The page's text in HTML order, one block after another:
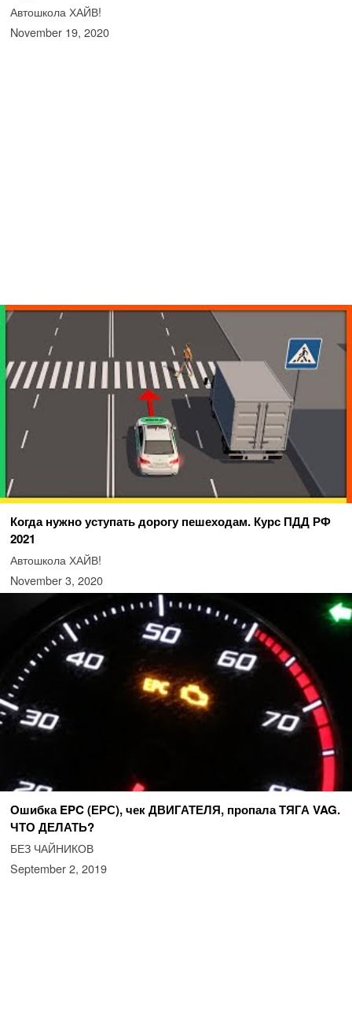
Автошкола ХАЙВ!
November 19, 2020
Когда нужно уступать дорогу пешеходам. Курс ПДД РФ
2021
Автошкола ХАЙВ!
November 3, 2020
Ошибка EPC (ЕРС), чек ДВИГАТЕЛЯ, пропала ТЯГА VAG.
ЧТО ДЕЛАТЬ?
БЕЗ ЧАЙНИКОВ
September 2, 2019